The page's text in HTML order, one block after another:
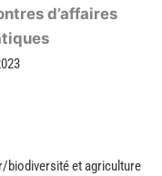
d’affaires
biodiversité et agriculture